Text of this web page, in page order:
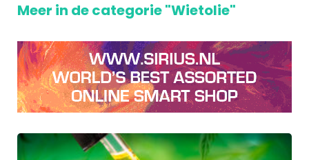
Meer in de categorie "Wietolie"